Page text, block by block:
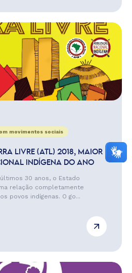
movimentos sociais
LIVRE (ATL) 2018, MAIOR
INDÍGENA DO ANO
30 anos, o Estado
relação completamente
povos indígenas. O go...